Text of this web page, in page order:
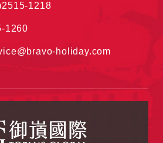
1218
1260
holiday.com